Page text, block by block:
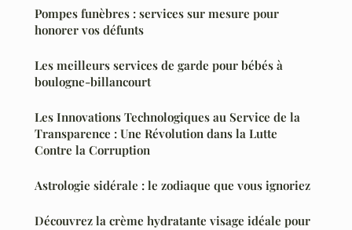
Pompes funèbres : services sur mesure pour
honorer vos défunts
Les meilleurs services de garde pour bébés à
boulogne-billancourt
Les Innovations Technologiques au Service de la
Transparence : Une Révolution dans la Lutte
Contre la Corruption
Astrologie sidérale : le zodiaque que vous ignoriez
Découvrez la crème hydratante visage idéale pour